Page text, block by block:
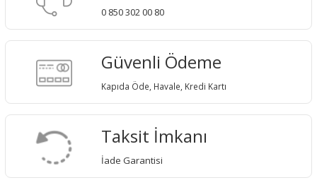
0 850 302 00 80
Güvenli Ödeme
Kapıda Öde, Havale, Kredi Kartı
Taksit İmkanı
İade Garantisi